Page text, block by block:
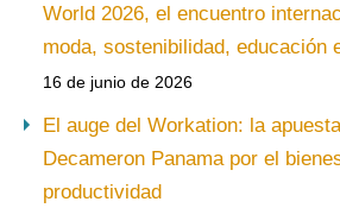
World 2026, el encuentro
moda, sostenibilidad, educación
16 de junio de 2026
El auge del Workation: la
Decameron Panama por el
productividad